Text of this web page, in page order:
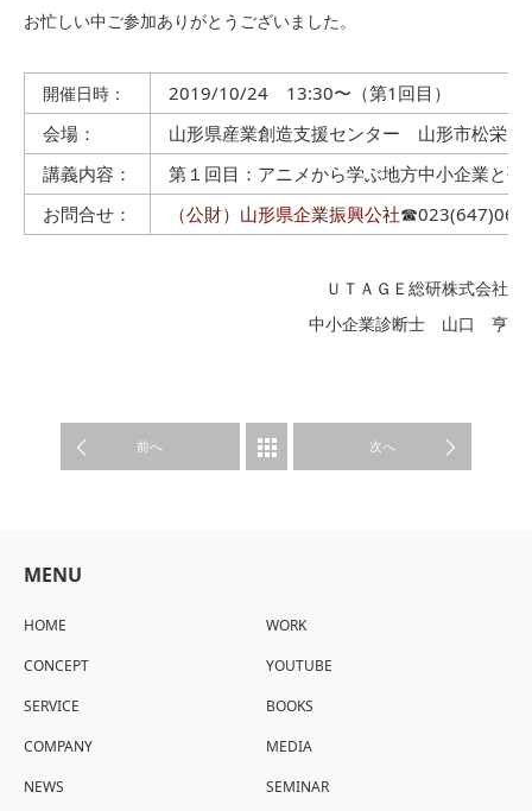
お忙しい中ご参加ありがとうございました。
開催日時：
2019/10/24 13:30〜（第1回目）
会場：
山形県産業創造支援センター 山形市松栄１
講義内容：
第１回目：アニメから学ぶ地方中小企業と孫
お問合せ：
（公財）山形県企業振興公社
ＵＴＡＧＥ総研株式会社
中小企業診断士 山口 亨
前へ
WORK 次へ
MENU
HOME
CONCEPT
SERVICE
COMPANY
NEWS
WORK
YOUTUBE
BOOKS
MEDIA
SEMINAR